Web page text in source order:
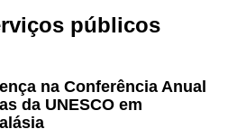
públicos
na Conferência Anual
da UNESCO em